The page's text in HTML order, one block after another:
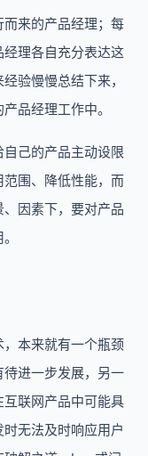
来的产品经理；每
理各自充分表达这
验慢慢总结下来，
品经理工作中。
己的产品主动设限
围、降低性能，而
因素下，要对产品
本来就有一个瓶颈
进一步发展，另一
联网产品中可能具
无法及时响应用户